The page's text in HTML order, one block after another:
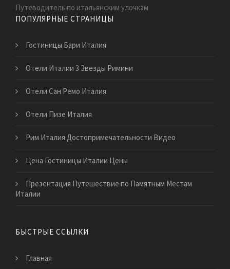
Путеводитель по итальянским улочкам
ПОПУЛЯРНЫЕ СТРАНИЦЫ
Гостиницы Бари Италия
Отели Италии 3 Звезды Римини
Отели Сан Ремо Италия
Отели Пизе Италия
Рим Италия Достопримечательности Видео
Цена Гостиницы Италии Цены
Презентация Путешествие по Памятным Местам
Италии
БЫСТРЫЕ ССЫЛКИ
Главная